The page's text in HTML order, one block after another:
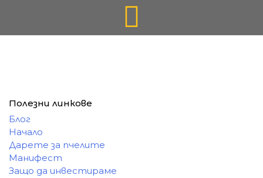
Полезни линкове
Блог
Начало
Дарете за пчелите
Манифест
Защо да инвестираме